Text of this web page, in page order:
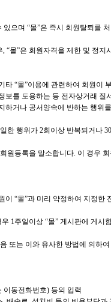
으며 “몰”은 즉시 회원탈퇴를
몰”은 회원자격을 제한 및 정지
“몰”이용에 관련하여 회원이
보를 도용하는 등 전자상거래 질
하거나 공서양속에 반하는 행위
한 행위가 2회이상 반복되거나
원등록을 말소합니다. 이 경우
“몰”과 미리 약정하여 지정한
1주일이상 “몰” 게시판에 게
또는 이와 유사한 방법에 의
동전화번호) 등의 입력